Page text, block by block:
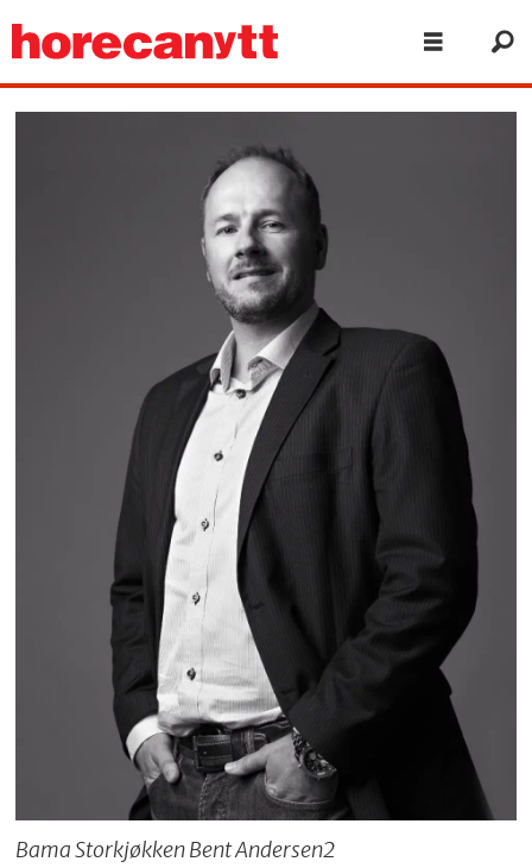
Bama Storkjøkken Bent Andersen2